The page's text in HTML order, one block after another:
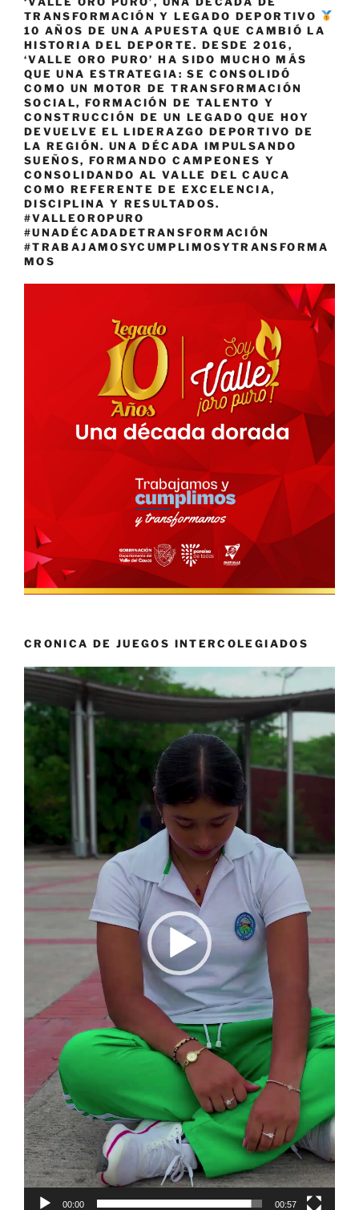
TRANSFORMACIÓN Y LEGADO DEPORTIVO
10 AÑOS DE UNA APUESTA QUE CAMBIÓ LA
HISTORIA DEL DEPORTE. DESDE 2016,
‘VALLE ORO PURO’ HA SIDO MUCHO MÁS
QUE UNA ESTRATEGIA: SE CONSOLIDÓ
COMO UN MOTOR DE TRANSFORMACIÓN
SOCIAL, FORMACIÓN DE TALENTO Y
CONSTRUCCIÓN DE UN LEGADO QUE HOY
DEVUELVE EL LIDERAZGO DEPORTIVO DE
LA REGIÓN. UNA DÉCADA IMPULSANDO
SUEÑOS, FORMANDO CAMPEONES Y
CONSOLIDANDO AL VALLE DEL CAUCA
COMO REFERENTE DE EXCELENCIA,
DISCIPLINA Y RESULTADOS.
#VALLEOROPURO
#UNADÉCADADETRANSFORMACIÓN
#TRABAJAMOSYCUMPLIMOSYTRANSFORMA
MOS
CRONICA DE JUEGOS INTERCOLEGIADOS
Reproductor
vídeo
00:00 00:57